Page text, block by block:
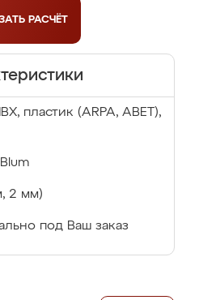
РАСЧЁТ
пластик (ARPA, ABET),
2 мм)
под Ваш заказ